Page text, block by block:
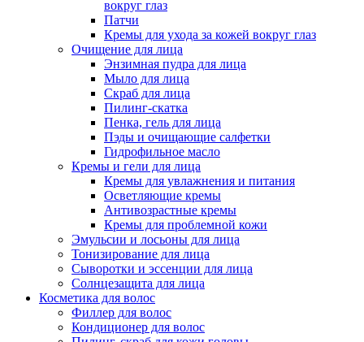
вокруг глаз
Патчи
Кремы для ухода за кожей вокруг глаз
Очищение для лица
Энзимная пудра для лица
Мыло для лица
Скраб для лица
Пилинг-скатка
Пенка, гель для лица
Пэды и очищающие салфетки
Гидрофильное масло
Кремы и гели для лица
Кремы для увлажнения и питания
Осветляющие кремы
Антивозрастные кремы
Кремы для проблемной кожи
Эмульсии и лосьоны для лица
Тонизирование для лица
Сыворотки и эссенции для лица
Солнцезащита для лица
Косметика для волос
Филлер для волос
Кондиционер для волос